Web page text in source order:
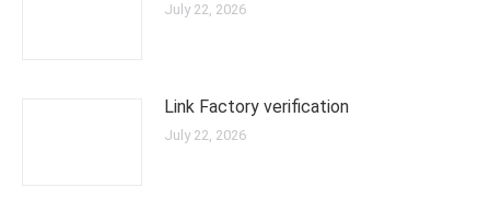
July 22, 2026
Link Factory verification
July 22, 2026